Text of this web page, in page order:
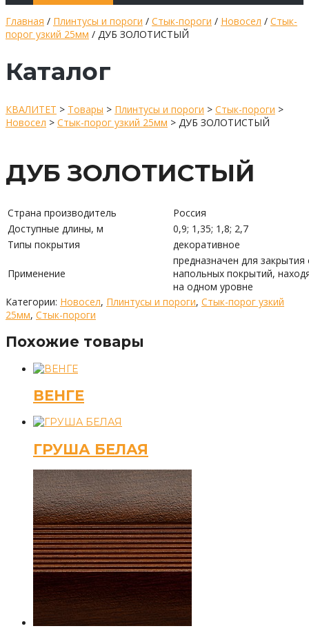
Главная / Плинтусы и пороги / Стык-пороги / Новосел / Стык-
порог узкий 25мм / ДУБ ЗОЛОТИСТЫЙ
Каталог
КВАЛИТЕТ > Товары > Плинтусы и пороги > Стык-пороги >
Новосел > Стык-порог узкий 25мм > ДУБ ЗОЛОТИСТЫЙ
ДУБ ЗОЛОТИСТЫЙ
Страна производитель
Россия
Доступные длины, м
0,9; 1,35; 1,8; 2,7
Типы покрытия
декоративное
Применение
предназначен для закрытия
напольных покрытий,
на одном уровне
Категории: Новосел, Плинтусы и пороги, Стык-порог узкий
25мм, Стык-пороги
Похожие товары
ВЕНГЕ
ГРУША БЕЛАЯ